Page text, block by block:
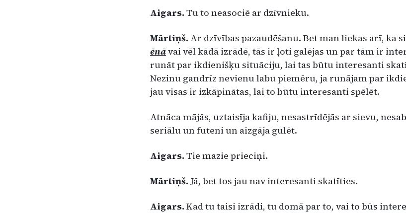
Aigars. Tu to neasociē ar dzīvnieku.
Mārtiņš. Ar dzīvības pazaudēšanu. Bet man liekas arī, ka
ēnāvai vēl kādā izrādē, tās ir ļoti galējas un par tām ir
runāt par ikdienišķu si­tuāciju, lai tas būtu interesanti
Nezinu gandrīz nevienu labu piemē­ru, ja runājam par
jau visas ir izkāpinātas, lai to būtu interesanti spēlēt.
Atnāca mājās, uztaisīja kafiju, nesastrīdējās ar sievu,
seriālu un futeni un aizgāja gulēt.
Aigars. Tie mazie prieciņi.
Mārtiņš. Jā, bet tos jau nav interesanti skatī­ties.
Aigars. Kad tu taisi izrādi, tu domā par to, vai to būs